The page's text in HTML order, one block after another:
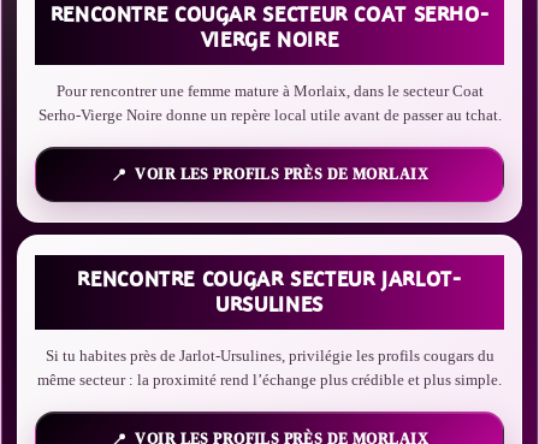
RENCONTRE COUGAR SECTEUR COAT SERHO-
VIERGE NOIRE
Pour rencontrer une femme mature à Morlaix, dans le secteur Coat
Serho-Vierge Noire donne un repère local utile avant de passer au tchat.
VOIR LES PROFILS PRÈS DE MORLAIX
RENCONTRE COUGAR SECTEUR JARLOT-
URSULINES
Si tu habites près de Jarlot-Ursulines, privilégie les profils cougars du
même secteur : la proximité rend l’échange plus crédible et plus simple.
VOIR LES PROFILS PRÈS DE MORLAIX